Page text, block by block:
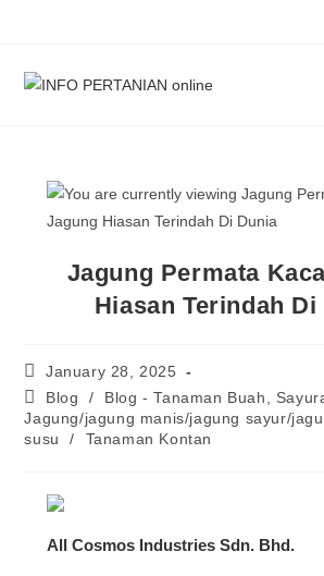
Jagung Permata
Hiasan Terindah Di
January 28, 2025
Blog
/ Blog - Tanaman Buah,
Jagung/jagung manis/jagung sayur/
susu
/ Tanaman Kontan
All Cosmos Industries Sdn. Bhd.